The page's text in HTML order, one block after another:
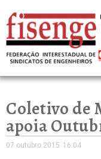
Coletivo de
apoia
07 outubro 2015 16:04